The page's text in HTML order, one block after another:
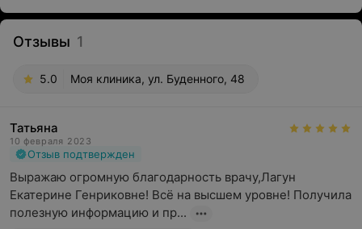
Отзывы 1
5.0 Моя клиника, ул. Буденного, 48
Татьяна
10 февраля 2023
Отзыв подтвержден
Выражаю огромную благодарность врачу,Лагун
Екатерине Генриковне! Всё на высшем уровне! Получила
полезную информацию и пр...